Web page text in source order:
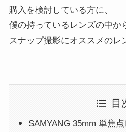
購入を検討している方に、
僕の持っているレンズの中か
スナップ撮影にオススメのレ
目
SAMYANG 35mm 単焦